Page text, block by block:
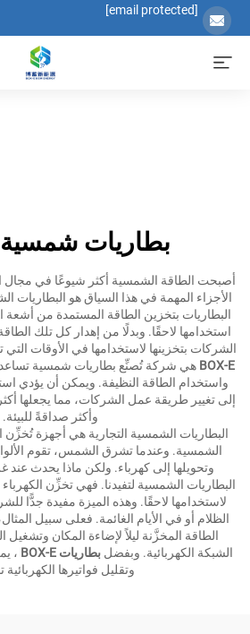
[email protected]
بطاريات شمسية
أصبحت الطاقة الشمسية أكثر شيوعًا في مجال
الأجزاء المهمة في هذا السياق هو البطاريات
البطاريات بتخزين الطاقة المستمدة من
استخدامها لاحقًا. وبدلًا من إهدار كل تلك
الشركات بتخزينها لاستخدامها في الأوقات التي
BOX-E هي شركة تُصنِّع بطاريات شمسية تساعد
واستخدام الطاقة النظيفة. ويمكن أن يؤدي
إلى تغيير طريقة عمل الشركات، مما يجعلها
وأكثر صداقةً للبيئة.
البطاريات الشمسية التجارية هي أجهزة تُخزِّن
الشمسية. وعندما تشرق الشمس، تقوم
وتحويلها إلى كهرباء. ولكن ماذا يحدث
البطاريات الشمسية لتفيدنا. فهي تخزِّن الكهرباء
لاستخدامها لاحقًا. وهذه الميزة مفيدة جدًّا
الظلام أو في الأيام الغائمة. فعلى سبيل
الطاقة المخزَّنة ليلاً لإضاءة المكان وتشغيل
الشبكة الكهربائية. وبفضل بطاريات BOX-E
،
وتقليل فواتيرها الكهربائية